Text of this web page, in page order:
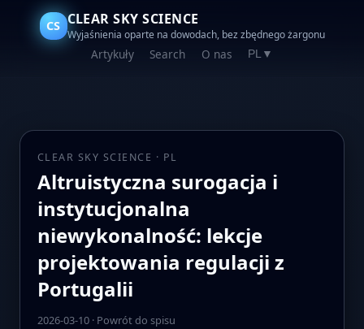
CS CLEAR SKY SCIENCE
Wyjaśnienia oparte na dowodach, bez zbędnego żargonu
Artykuły Search O nas PL▼
CLEAR SKY SCIENCE · PL
Altruistyczna surogacja i
instytucjonalna
niewykonalność: lekcje
projektowania regulacji z
Portugalii
2026-03-10· Powrót do spisu